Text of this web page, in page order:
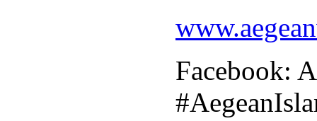
Facebook: